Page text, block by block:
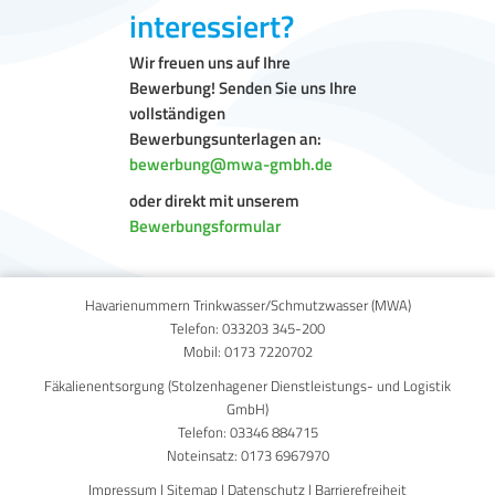
interessiert?
Wir freuen uns auf Ihre
Bewerbung! Senden Sie uns Ihre
vollständigen
Bewerbungsunterlagen an:
bewerbung@mwa-gmbh.de
oder direkt mit unserem
Bewerbungsformular
Havarienummern Trinkwasser/Schmutzwasser (MWA)
Telefon: 033203 345-200
Mobil: 0173 7220702
Fäkalienentsorgung (Stolzenhagener Dienstleistungs- und Logistik
GmbH)
Telefon: 03346 884715
Noteinsatz: 0173 6967970
Impressum | Sitemap | Datenschutz | Barrierefreiheit